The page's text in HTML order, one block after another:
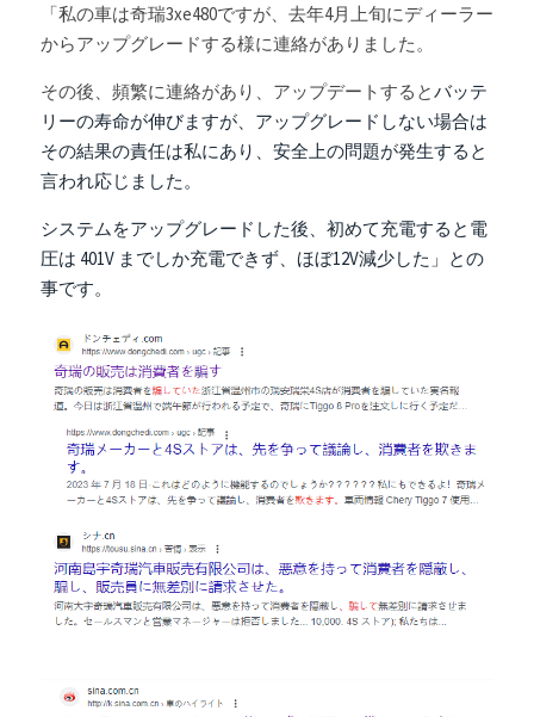
「私の車は奇瑞3xe480ですが、去年4月上旬にディーラー
からアップグレードする様に連絡がありました。
その後、頻繁に連絡があり、アップデートするとバッテ
リーの寿命が伸びますが、アップグレードしない場合は
その結果の責任は私にあり、安全上の問題が発生すると
言われ応じました。
システムをアップグレードした後、初めて充電すると電
圧は 401V までしか充電できず、ほぼ12V減少した」との
事です。